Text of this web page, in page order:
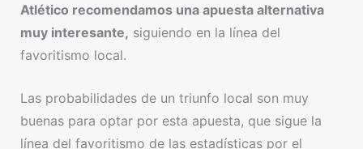
Atlético recomendamos una apuesta alternativa
muy interesante, siguiendo en la línea del
favoritismo local.
Las probabilidades de un triunfo local son muy
buenas para optar por esta apuesta, que sigue la
línea del favoritismo de las estadísticas por el